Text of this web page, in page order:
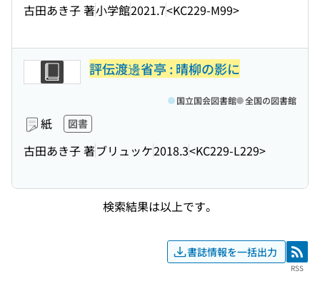
古田あき子 著小学館2021.7<KC229-M99>
評伝渡邊省亭 : 晴柳の影に
紙 図書
古田あき子 著ブリュッケ2018.3<KC229-L229>
国立国会図書館 全国の図書館
検索結果は以上です。
書誌情報を一括出力 RSS
RSS